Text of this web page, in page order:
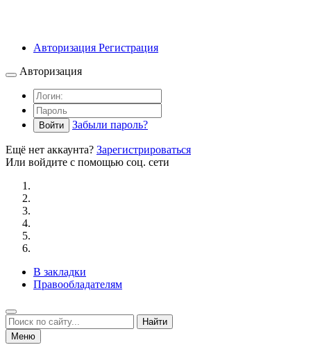
Авторизация Регистрация
Авторизация
Войти Забыли пароль?
Ещё нет аккаунта? Зарегистрироваться
Или войдите с помощью соц. сети
В закладки
Правообладателям
Найти
Меню